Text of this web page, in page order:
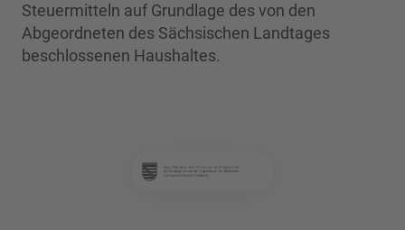
Steuermitteln auf Grundlage des von den
Abgeordneten des Sächsischen Landtages
beschlossenen Haushaltes.